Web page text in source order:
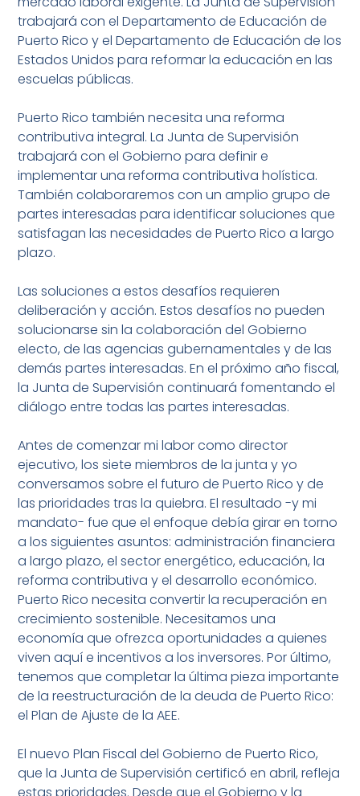
trabajará con el Departamento de Educación de
Puerto Rico y el Departamento de Educación de los
Estados Unidos para reformar la educación en las
escuelas públicas.
Puerto Rico también necesita una reforma
contributiva integral. La Junta de Supervisión
trabajará con el Gobierno para definir e
implementar una reforma contributiva holística.
También colaboraremos con un amplio grupo de
partes interesadas para identificar soluciones que
satisfagan las necesidades de Puerto Rico a largo
plazo.
Las soluciones a estos desafíos requieren
deliberación y acción. Estos desafíos no pueden
solucionarse sin la colaboración del Gobierno
electo, de las agencias gubernamentales y de las
demás partes interesadas. En el próximo año fiscal,
la Junta de Supervisión continuará fomentando el
diálogo entre todas las partes interesadas.
Antes de comenzar mi labor como director
ejecutivo, los siete miembros de la junta y yo
conversamos sobre el futuro de Puerto Rico y de
las prioridades tras la quiebra. El resultado -y mi
mandato- fue que el enfoque debía girar en torno
a los siguientes asuntos: administración financiera
a largo plazo, el sector energético, educación, la
reforma contributiva y el desarrollo económico.
Puerto Rico necesita convertir la recuperación en
crecimiento sostenible. Necesitamos una
economía que ofrezca oportunidades a quienes
viven aquí e incentivos a los inversores. Por último,
tenemos que completar la última pieza importante
de la reestructuración de la deuda de Puerto Rico:
el Plan de Ajuste de la AEE.
El nuevo Plan Fiscal del Gobierno de Puerto Rico,
que la Junta de Supervisión certificó en abril, refleja